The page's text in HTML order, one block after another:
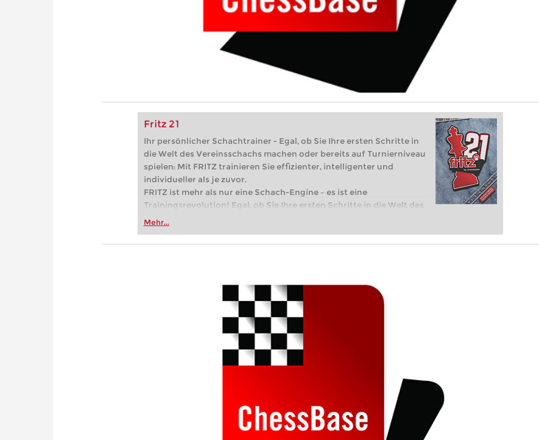
Fritz 21
Ihr persönlicher Schachtrainer - Egal, ob Sie Ihre ersten Schritte in
die Welt des Vereinsschachs machen oder bereits auf Turnierniveau
spielen: Mit FRITZ trainieren Sie effizienter, intelligenter und
individueller als je zuvor.
FRITZ ist mehr als nur eine Schach-Engine – es ist eine
Trainingsrevolution! Egal, ob Sie Ihre ersten Schritte in die Welt des
Vereinsschachs machen oder bereits auf Turnierniveau spielen: Mit
zuvor.
Mehr...